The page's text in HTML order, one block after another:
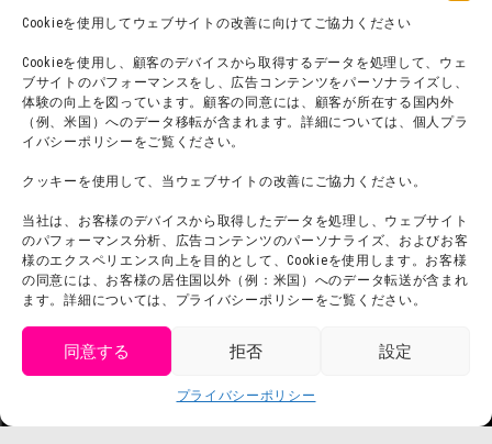
Cookieを使用してウェブサイトの改善に向けてご協力ください
Cookieを使用し、顧客のデバイスから取得するデータを処理して、ウェ
ブサイトのパフォーマンスをし、広告コンテンツをパーソナライズし、
体験の向上を図っています。顧客の同意には、顧客が所在する国内外
（例、米国）へのデータ移転が含まれます。詳細については、個人プラ
イバシーポリシーをご覧ください。
クッキーを使用して、当ウェブサイトの改善にご協力ください。
当社は、お客様のデバイスから取得したデータを処理し、ウェブサイト
のパフォーマンス分析、広告コンテンツのパーソナライズ、およびお客
様のエクスペリエンス向上を目的として、Cookieを使用します。お客様
の同意には、お客様の居住国以外（例：米国）へのデータ転送が含まれ
ます。詳細については、プライバシーポリシーをご覧ください。
同意する 拒否 設定
プライバシーポリシー
利用規約
プレスリリース
スタッフ募集